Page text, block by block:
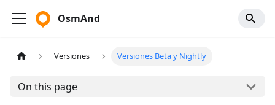
OsmAnd
Versiones Versiones Beta y Nightly
On this page